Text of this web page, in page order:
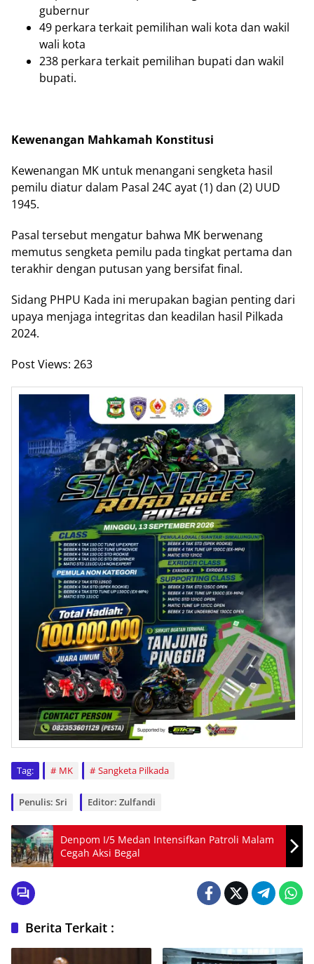
gubernur
49 perkara terkait pemilihan wali kota dan wakil
wali kota
238 perkara terkait pemilihan bupati dan wakil
bupati.
Kewenangan Mahkamah Konstitusi
Kewenangan MK untuk menangani sengketa hasil
pemilu diatur dalam Pasal 24C ayat (1) dan (2) UUD
1945.
Pasal tersebut mengatur bahwa MK berwenang
memutus sengketa pemilu pada tingkat pertama dan
terakhir dengan putusan yang bersifat final.
Sidang PHPU Kada ini merupakan bagian penting dari
upaya menjaga integritas dan keadilan hasil Pilkada
2024.
Post Views: 263
Tag: MK Sangketa Pilkada
Penulis: Sri Editor: Zulfandi
Denpom I/5 Medan Intensifkan Patroli Malam
Cegah Aksi Begal
Berita Terkait :